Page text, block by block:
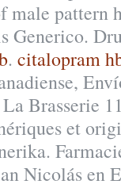
pattern
Generico.
. citalopram
Brasserie
et
Nicolás en